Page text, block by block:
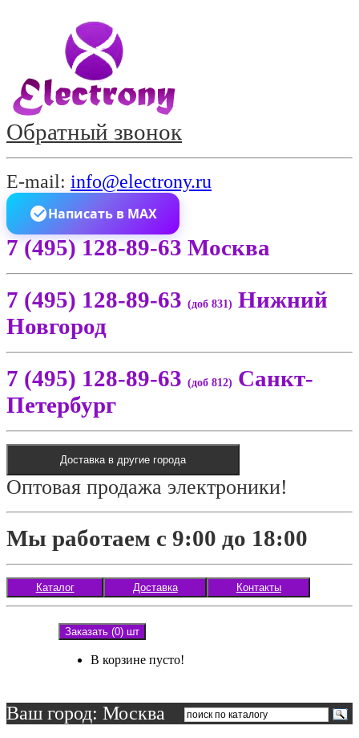
Обратный звонок
E-mail: info@electrony.ru
Написать в MAX
7 (495) 128-89-63 Москва
7 (495) 128-89-63 (доб 831) Нижний
Новгород
7 (495) 128-89-63 (доб 812) Санкт-
Петербург
Доставка в другие города
Оптовая продажа электроники!
Мы работаем с 9:00 до 18:00
Каталог Доставка Контакты
Заказать (0) шт
В корзине пусто!
Ваш город: Москва